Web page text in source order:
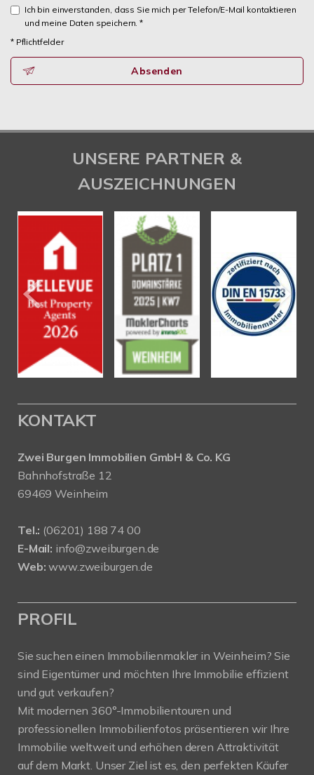
Ich bin einverstanden, dass Sie mich per Telefon/E-Mail kontaktieren
und meine Daten speichern. *
* Pflichtfelder
Absenden
UNSERE PARTNER &
AUSZEICHNUNGEN
KONTAKT
Zwei Burgen Immobilien GmbH & Co. KG
Bahnhofstraße 12
69469 Weinheim
Tel.: (06201) 188 74 00
E-Mail: info@zweiburgen.de
Web: www.zweiburgen.de
PROFIL
Sie suchen einen Immobilienmakler in Weinheim? Sie
sind Eigentümer und möchten Ihre Immobilie effizient
und gut verkaufen?
Mit modernen 360°-Immobilientouren und
professionellen Immobilienfotos präsentieren wir Ihre
Immobilie weltweit und erhöhen deren Attraktivität
auf dem Markt. Unser Ziel ist es, den perfekten Käufer